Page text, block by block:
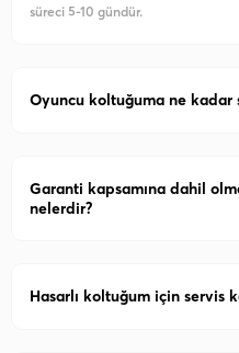
süreci 5-10 gündür.
Oyuncu koltuğuma ne kadar
Garanti kapsamına dahil
nelerdir?
Hasarlı koltuğum için servis